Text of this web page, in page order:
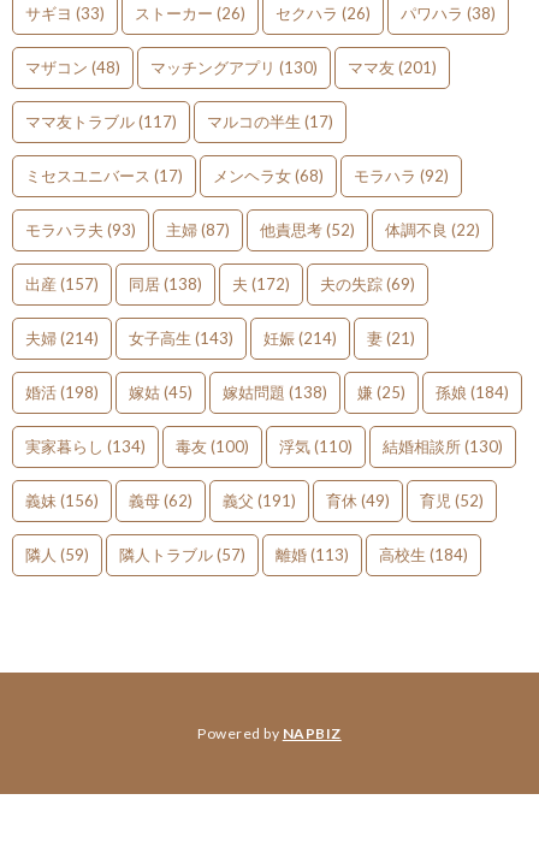
サギヨ (33) ストーカー (26) セクハラ (26) パワハラ (38)
マザコン (48) マッチングアプリ (130) ママ友(201)
ママ友トラブル(117) マルコの半生 (17)
ミセスユニバース (17) メンヘラ女(68) モラハラ (92)
モラハラ夫 (93) 主婦(87) 他責思考(52) 体調不良 (22)
出産 (157) 同居(138) 夫 (172) 夫の失踪(69)
夫婦(214) 女子高生 (143) 妊娠(214) 妻(21)
婚活(198) 嫁姑(45) 嫁姑問題 (138) 嫌 (25) 孫娘 (184)
実家暮らし (134) 毒友(100) 浮気(110) 結婚相談所(130)
義妹 (156) 義母(62) 義父 (191) 育休 (49) 育児 (52)
隣人 (59) 隣人トラブル(57) 離婚(113) 高校生 (184)
Powered by NAPBIZ